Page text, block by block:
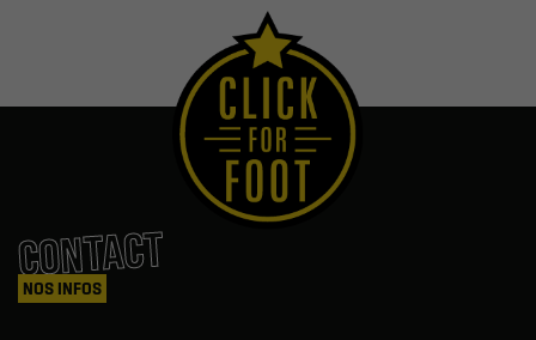
CONTACT
NOS INFOS